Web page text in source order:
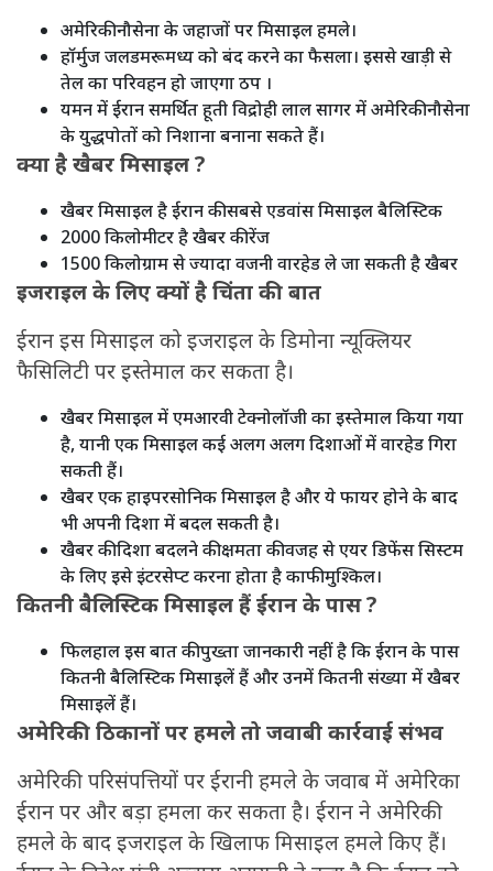
अमेरिकी नौसेना के जहाजों पर मिसाइल हमले।
हॉर्मुज जलडमरूमध्य को बंद करने का फैसला। इससे खाड़ी से
तेल का परिवहन हो जाएगा ठप ।
यमन में ईरान समर्थित हूती विद्रोही लाल सागर में अमेरिकी नौसेना
के युद्धपोतों को निशाना बनाना सकते हैं।
क्या है खैबर मिसाइल ?
खैबर मिसाइल है ईरान की सबसे एडवांस मिसाइल बैलिस्टिक
2000 किलोमीटर है खैबर की रेंज
1500 किलोग्राम से ज्यादा वजनी वारहेड ले जा सकती है खैबर
इजराइल के लिए क्यों है चिंता की बात
ईरान इस मिसाइल को इजराइल के डिमोना न्यूक्लियर
फैसिलिटी पर इस्तेमाल कर सकता है।
खैबर मिसाइल में एमआरवी टेक्नोलॉजी का इस्तेमाल किया गया
है, यानी एक मिसाइल कई अलग अलग दिशाओं में वारहेड गिरा
सकती हैं।
खैबर एक हाइपरसोनिक मिसाइल है और ये फायर होने के बाद
भी अपनी दिशा में बदल सकती है।
खैबर की दिशा बदलने की क्षमता की वजह से एयर डिफेंस सिस्टम
के लिए इसे इंटरसेप्ट करना होता है काफी मुश्किल।
कितनी बैलिस्टिक मिसाइल हैं ईरान के पास ?
फिलहाल इस बात की पुख्ता जानकारी नहीं है कि ईरान के पास
कितनी बैलिस्टिक मिसाइलें हैं और उनमें कितनी संख्या में खैबर
मिसाइलें हैं।
अमेरिकी ठिकानों पर हमले तो जवाबी कार्रवाई संभव
अमेरिकी परिसंपत्तियों पर ईरानी हमले के जवाब में अमेरिका
ईरान पर और बड़ा हमला कर सकता है। ईरान ने अमेरिकी
हमले के बाद इजराइल के खिलाफ मिसाइल हमले किए हैं।